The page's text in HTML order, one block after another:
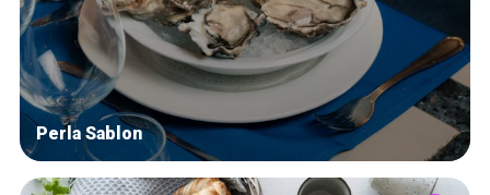
Perla Sablon